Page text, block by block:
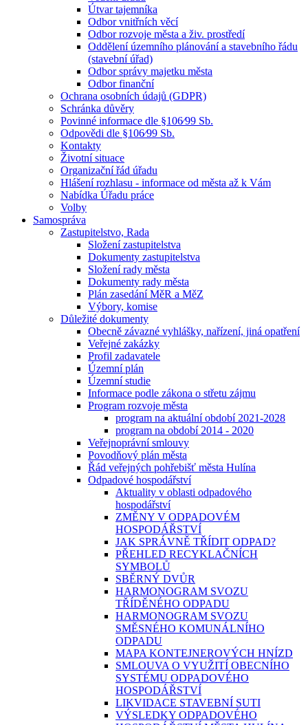
Útvar tajemníka
Odbor vnitřních věcí
Odbor rozvoje města a živ. prostředí
Oddělení územního plánování a stavebního řádu
(stavební úřad)
Odbor správy majetku města
Odbor finanční
Ochrana osobních údajů (GDPR)
Schránka důvěry
Povinné informace dle §106⁄99 Sb.
Odpovědi dle §106⁄99 Sb.
Kontakty
Životní situace
Organizační řád úřadu
Hlášení rozhlasu - informace od města až k Vám
Nabídka Úřadu práce
Volby
Samospráva
Zastupitelstvo, Rada
Složení zastupitelstva
Dokumenty zastupitelstva
Složení rady města
Dokumenty rady města
Plán zasedání MěR a MěZ
Výbory, komise
Důležité dokumenty
Obecně závazné vyhlášky, nařízení, jiná opatření
Veřejné zakázky
Profil zadavatele
Územní plán
Územní studie
Informace podle zákona o střetu zájmu
Program rozvoje města
program na aktuální období 2021-2028
program na období 2014 - 2020
Veřejnoprávní smlouvy
Povodňový plán města
Řád veřejných pohřebišť města Hulína
Odpadové hospodářství
Aktuality v oblasti odpadového
hospodářství
ZMĚNY V ODPADOVÉM
HOSPODÁŘSTVÍ
JAK SPRÁVNĚ TŘÍDIT ODPAD?
PŘEHLED RECYKLAČNÍCH
SYMBOLŮ
SBĚRNÝ DVŮR
HARMONOGRAM SVOZU
TŘÍDĚNÉHO ODPADU
HARMONOGRAM SVOZU
SMĚSNÉHO KOMUNÁLNÍHO
ODPADU
MAPA KONTEJNEROVÝCH HNÍZD
SMLOUVA O VYUŽITÍ OBECNÍHO
SYSTÉMU ODPADOVÉHO
HOSPODÁŘSTVÍ
LIKVIDACE STAVEBNÍ SUTI
VÝSLEDKY ODPADOVÉHO